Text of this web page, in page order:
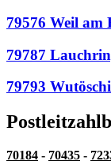
79576 Weil am
79787
79793
70184 - 70435 -